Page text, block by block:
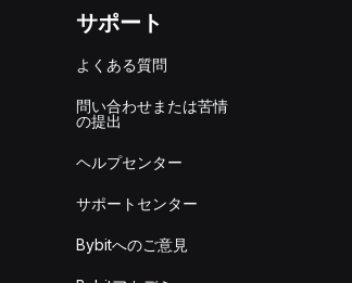
サポート
よくある質問
問い合わせまたは苦情
の提出
ヘルプセンター
サポートセンター
Bybitへのご意見